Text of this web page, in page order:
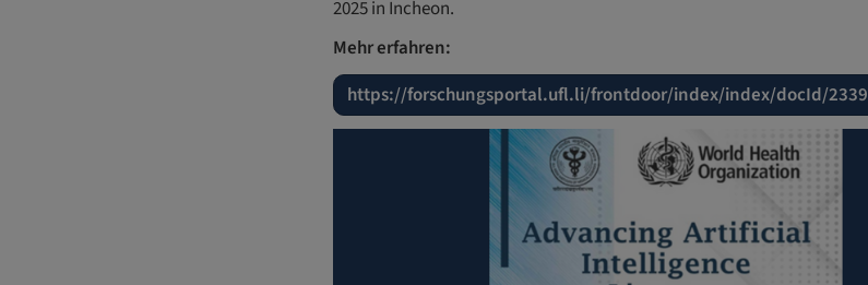
2025 in Incheon.
Mehr erfahren:
https://forschungsportal.ufl.li/frontdoor/index/index/docId/2339